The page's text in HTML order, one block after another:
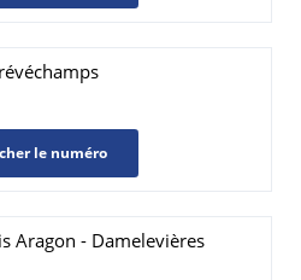
le numéro
Aragon - Damelevières